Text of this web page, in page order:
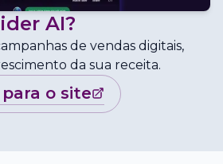
AI?
de vendas digitais,
da sua receita.
para o site